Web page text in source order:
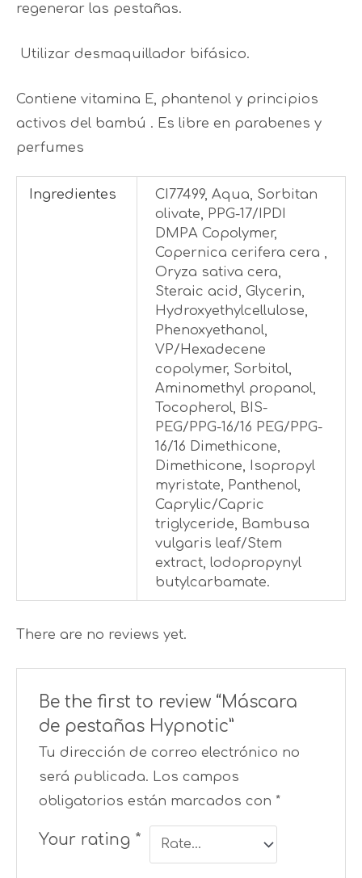
regenerar las pestañas.
Utilizar desmaquillador bifásico.
Contiene vitamina E, phantenol y principios
activos del bambú . Es libre en parabenes y
perfumes
Ingredientes
CI77499, Aqua, Sorbitan
olivate, PPG-17/IPDI
DMPA Copolymer,
Copernica cerifera cera ,
Oryza sativa cera,
Steraic acid, Glycerin,
Hydroxyethylcellulose,
Phenoxyethanol,
VP/Hexadecene
copolymer, Sorbitol,
Aminomethyl propanol,
Tocopherol, BIS-
PEG/PPG-16/16 PEG/PPG-
16/16 Dimethicone,
Dimethicone, Isopropyl
myristate, Panthenol,
Caprylic/Capric
triglyceride, Bambusa
vulgaris leaf/Stem
extract, lodopropynyl
butylcarbamate.
There are no reviews yet.
Be the first to review “Máscara
de pestañas Hypnotic”
Tu dirección de correo electrónico no
será publicada. Los campos
obligatorios están marcados con*
Your rating *